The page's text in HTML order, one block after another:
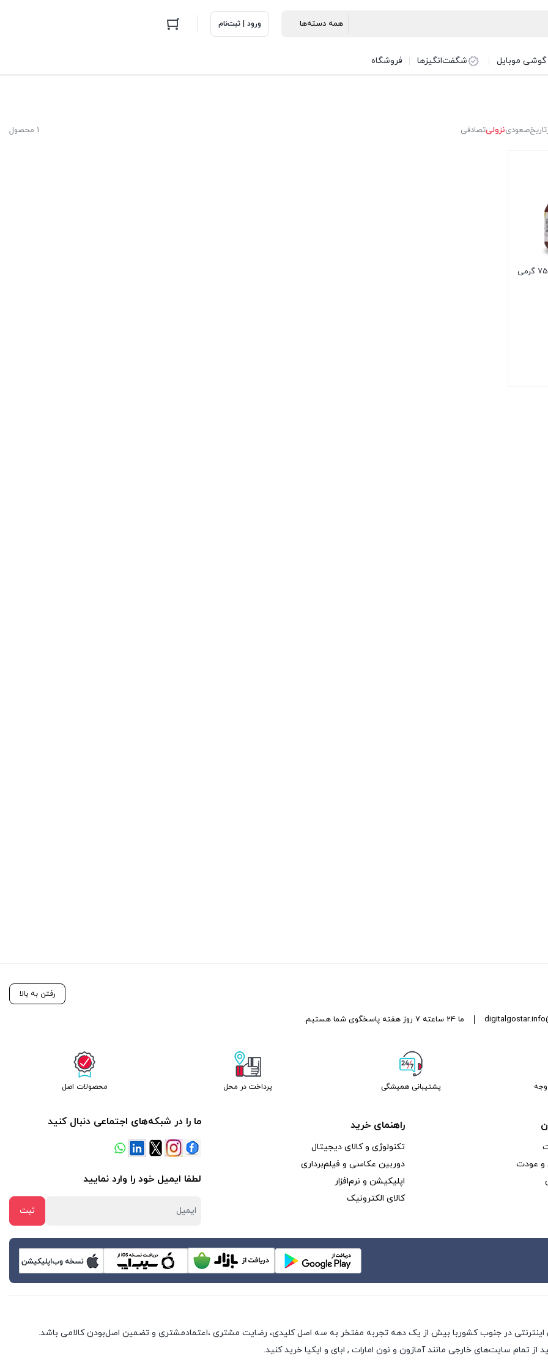
ورود | ثبت‌نام
گوشی موبایل شگفت‌انگیزها فروشگاه
1 محصول تاریخصعودینزولیتصادفی
شکلات صبحانه فندقی 750 گرمی
رفتن به بالا
ما 24 ساعته 7 روز هفته پاسخگوی شما هستیم.
پشتیبانی همیشگی پرداخت در محل محصولات اصل
و عودت
راهنمای خرید
تکنولوژی و کالای دیجیتال
دوربین عکاسی و فیلم‌برداری
اپلیکیشن و نرم‌افزار
کالای الکترونیک
ما را در شبکه‌های اجتماعی دنبال کنید
لطفا ایمیل خود را وارد نمایید
اینترنتی در جنوب کشوربا بیش از یک دهه تجربه مفتخر به سه اصل کلیدی، رضایت مشتری ،اعتمادمشتری و تضمین اصل‌بودن کالامی باشد.
سایت‌های خارجی مانند آمازون و نون امارات , ابای و ایکیا خرید کنید.